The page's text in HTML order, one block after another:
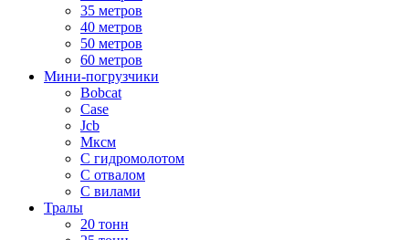
35 метров
40 метров
50 метров
60 метров
Мини-погрузчики
Bobcat
Case
Jcb
Мксм
С гидромолотом
С отвалом
С вилами
Тралы
20 тонн